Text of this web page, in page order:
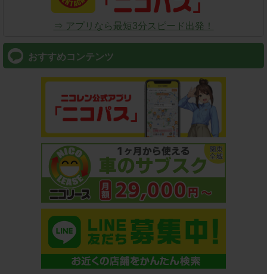
⇒ アプリなら最短3分スピード出発！
おすすめコンテンツ